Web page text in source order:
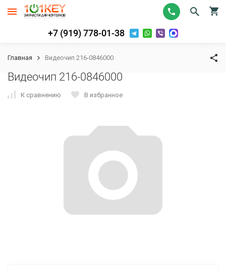
+7 (919) 778-01-38
Главная Видеочип 216-0846000
Видеочип 216-0846000
К сравнению В избранное